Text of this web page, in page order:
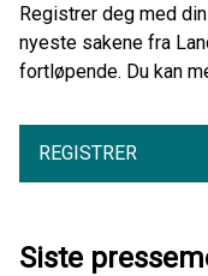
Registrer deg med
nyeste sakene fra
fortløpende. Du kan
REGISTRER
Siste